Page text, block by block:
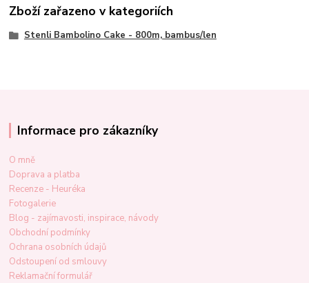
Zboží zařazeno v kategoriích
Stenli Bambolino Cake - 800m, bambus/len
Informace pro zákazníky
O mně
Doprava a platba
Recenze - Heuréka
Fotogalerie
Blog - zajímavosti, inspirace, návody
Obchodní podmínky
Ochrana osobních údajů
Odstoupení od smlouvy
Reklamační formulář